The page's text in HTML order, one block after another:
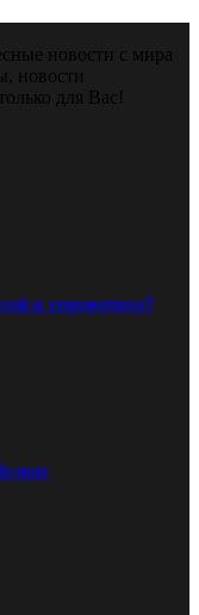
новости с мира
новости
для Вас!
и техосмотром?